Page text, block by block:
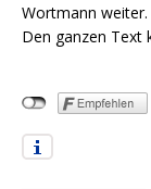
Wortmann weiter.
Den ganzen Text